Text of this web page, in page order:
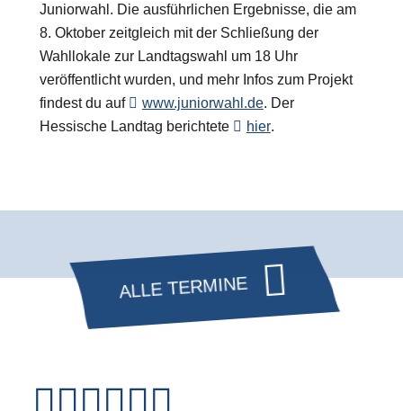
Juniorwahl. Die ausführlichen Ergebnisse, die am
8. Oktober zeitgleich mit der Schließung der
Wahllokale zur Landtagswahl um 18 Uhr
veröffentlicht wurden, und mehr Infos zum Projekt
findest du auf
www.juniorwahl.de. Der
Hessische Landtag berichtete
hier.
ALLE TERMINE